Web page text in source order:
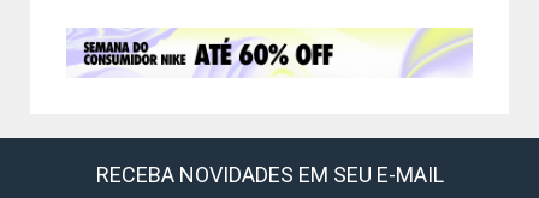
RECEBA NOVIDADES EM SEU E-MAIL